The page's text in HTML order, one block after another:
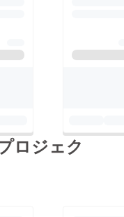
ジェク
ト終了
ロジェク